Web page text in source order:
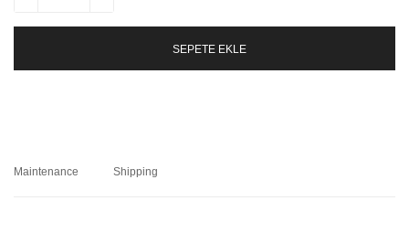
SEPETE EKLE
Maintenance Shipping